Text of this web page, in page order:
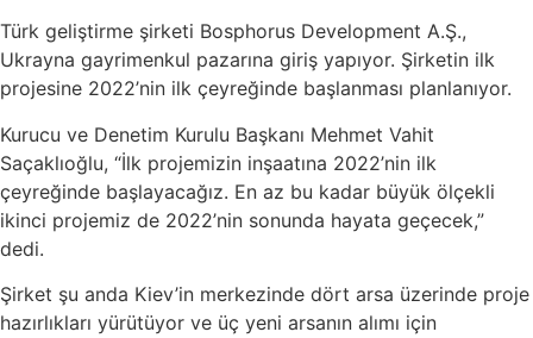
Türk geliştirme şirketi Bosphorus Development A.Ş.,
Ukrayna gayrimenkul pazarına giriş yapıyor. Şirketin ilk
projesine 2022’nin ilk çeyreğinde başlanması planlanıyor.
Kurucu ve Denetim Kurulu Başkanı Mehmet Vahit
Saçaklıoğlu, “İlk projemizin inşaatına 2022’nin ilk
çeyreğinde başlayacağız. En az bu kadar büyük ölçekli
ikinci projemiz de 2022’nin sonunda hayata geçecek,”
dedi.
Şirket şu anda Kiev’in merkezinde dört arsa üzerinde proje
hazırlıkları yürütüyor ve üç yeni arsanın alımı için